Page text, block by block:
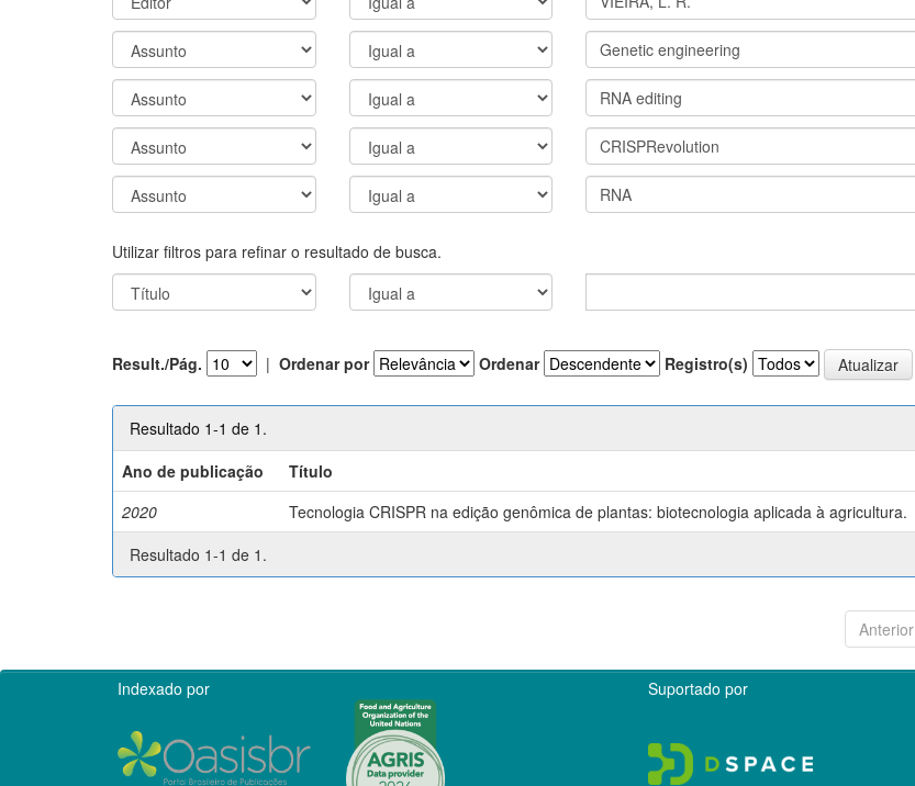
Utilizar filtros para refinar o resultado de busca.
Result./Pág. | Ordenar por Ordenar Registro(s)
Resultado 1-1 de 1.
Ano de publicação
Título
2020
Tecnologia CRISPR na edição genômica de plantas: biotecnologia aplicada à agricultura.
Resultado 1-1 de 1.
Anterior
Indexado por Suportado por